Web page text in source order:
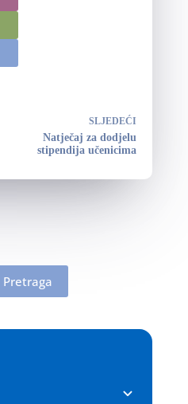
SLJEDEĆI
Natječaj za dodjelu
stipendija učenicima
Pretraga